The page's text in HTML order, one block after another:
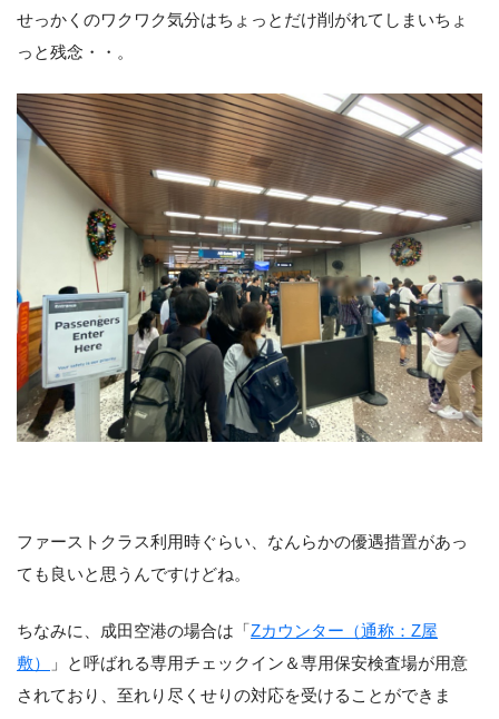
せっかくのワクワク気分はちょっとだけ削がれてしまいちょ
っと残念・・。
ファーストクラス利用時ぐらい、なんらかの優遇措置があっ
ても良いと思うんですけどね。
ちなみに、成田空港の場合は「Zカウンター（通称：Z屋
敷）
」と呼ばれる専用チェックイン＆専用保安検査場が用意
されており、至れり尽くせりの対応を受けることができま